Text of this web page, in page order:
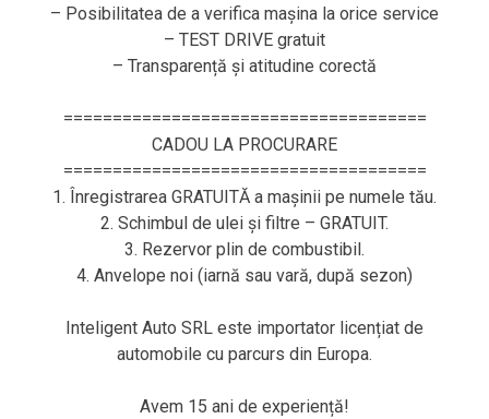
– Posibilitatea de a verifica mașina la orice service
– TEST DRIVE gratuit
– Transparență și atitudine corectă
=====================================
CADOU LA PROCURARE
=====================================
1. Înregistrarea GRATUITĂ a mașinii pe numele tău.
2. Schimbul de ulei și filtre – GRATUIT.
3. Rezervor plin de combustibil.
4. Anvelope noi (iarnă sau vară, după sezon)
Inteligent Auto SRL este importator licențiat de
automobile cu parcurs din Europa.
Avem 15 ani de experiență!